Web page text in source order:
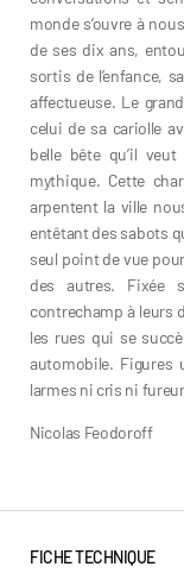
monde s’ouvre à
de ses dix ans,
sortis de l’enfance,
affectueuse. Le
celui de sa cariolle
belle bête qu’il
mythique. Cette
arpentent la ville
entêtant des sabots
seul point de vue
des autres. Fixée
contrechamp à leurs
les rues qui se
automobile. Figures
larmes ni cris ni
Nicolas Feodoroff
FICHE TECHNIQUE